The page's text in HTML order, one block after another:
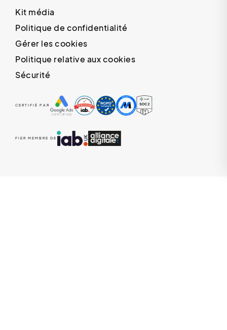
Kit média
Politique de confidentialité
Gérer les cookies
Politique relative aux cookies
Sécurité
CERTIFIÉ PAR
FIER MEMBRE DE